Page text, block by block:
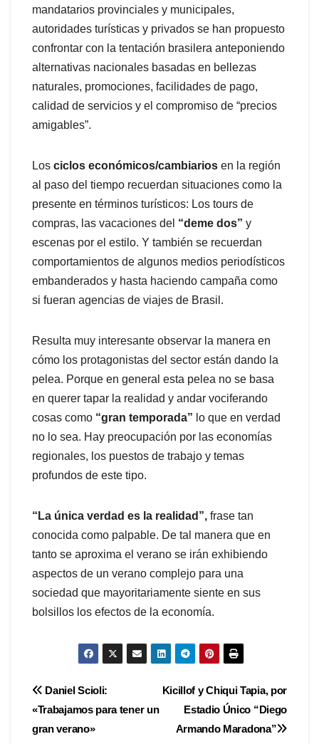
mandatarios provinciales y municipales,
autoridades turísticas y privados se han propuesto
confrontar con la tentación brasilera anteponiendo
alternativas nacionales basadas en bellezas
naturales, promociones, facilidades de pago,
calidad de servicios y el compromiso de “precios
amigables”.
Los ciclos económicos/cambiarios en la región
al paso del tiempo recuerdan situaciones como la
presente en términos turísticos: Los tours de
compras, las vacaciones del “deme dos” y
escenas por el estilo. Y también se recuerdan
comportamientos de algunos medios periodísticos
embanderados y hasta haciendo campaña como
si fueran agencias de viajes de Brasil.
Resulta muy interesante observar la manera en
cómo los protagonistas del sector están dando la
pelea. Porque en general esta pelea no se basa
en querer tapar la realidad y andar vociferando
cosas como “gran temporada” lo que en verdad
no lo sea. Hay preocupación por las economías
regionales, los puestos de trabajo y temas
profundos de este tipo.
“La única verdad es la realidad”, frase tan
conocida como palpable. De tal manera que en
tanto se aproxima el verano se irán exhibiendo
aspectos de un verano complejo para una
sociedad que mayoritariamente siente en sus
bolsillos los efectos de la economía.
Navegación
de
Kicillof y Chiqui Tapia, por
Estadio Único “Diego
Armando Maradona”
Daniel Scioli:
«Trabajamos para tener un
gran verano»